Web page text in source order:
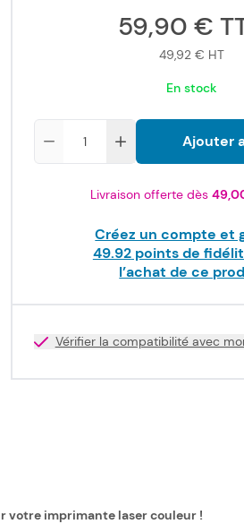
59,90 €
49,92 € HT
En stock
Ajouter
Livraison offerte dès
Créez un compte et
49.92points de
l’achat de ce
Vérifier la compatibilité avec
votre imprimante laser couleur !